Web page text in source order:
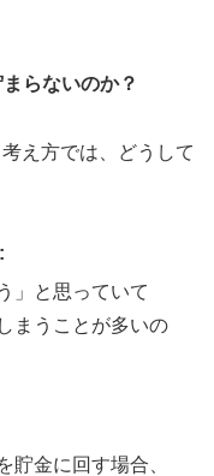
らないのか？
え方では、どうして
」と思っていて
まうことが多いの
貯金に回す場合、